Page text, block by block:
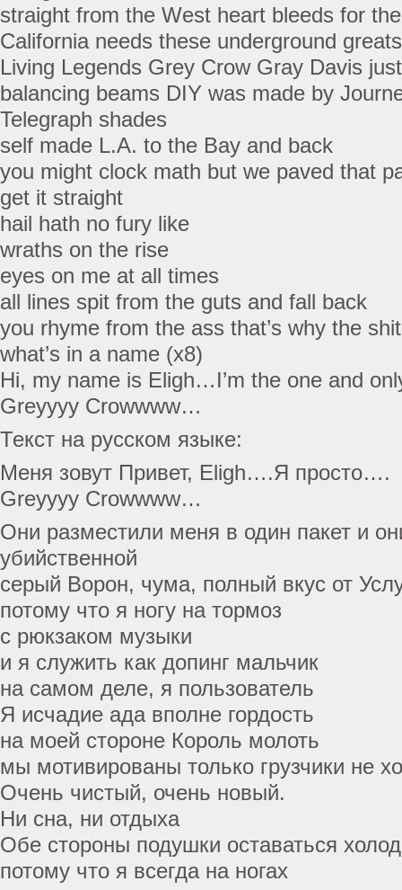
straight from the West heart bleeds for
California needs these underground greats
Living Legends Grey Crow Gray Davis
balancing beams DIY was made by
Telegraph shades
self made L.A. to the Bay and back
you might clock math but we paved that
get it straight
hail hath no fury like
wraths on the rise
eyes on me at all times
all lines spit from the guts and fall back
you rhyme from the ass that’s why the
what’s in a name (x8)
Hi, my name is Eligh…I’m the one and
Greyyyy Crowwww…
Текст на русском языке:
Меня зовут Привет, Eligh….Я просто….
Greyyyy Crowwww…
Они разместили меня в один пакет и
убийственной
серый Ворон, чума, полный вкус от
потому что я ногу на тормоз
с рюкзаком музыки
и я служить как допинг мальчик
на самом деле, я пользователь
Я исчадие ада вполне гордость
на моей стороне Король молоть
мы мотивированы только грузчики не
Очень чистый, очень новый.
Ни сна, ни отдыха
Обе стороны подушки оставаться
потому что я всегда на ногах